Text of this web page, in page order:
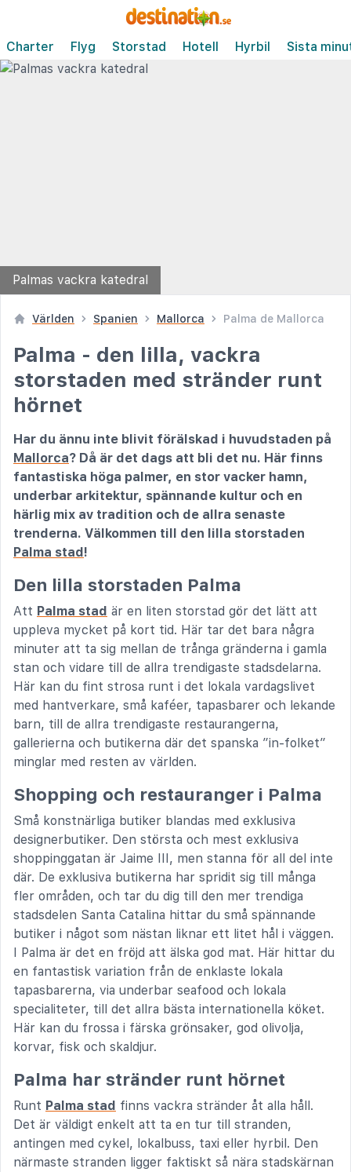
Charter Flyg Storstad Hotell Hyrbil Sista
Palmas vackra katedral
Världen Spanien Mallorca Palma de Mallorca
Palma - den lilla, vackra
storstaden med stränder runt
hörnet
Har du ännu inte blivit förälskad i huvudstaden på
Mallorca? Då är det dags att bli det nu. Här finns
fantastiska höga palmer, en stor vacker hamn,
underbar arkitektur, spännande kultur och en
härlig mix av tradition och de allra senaste
trenderna. Välkommen till den lilla storstaden
Palma stad!
Den lilla storstaden Palma
Att Palma stad är en liten storstad gör det lätt att
uppleva mycket på kort tid. Här tar det bara några
minuter att ta sig mellan de trånga gränderna i gamla
stan och vidare till de allra trendigaste stadsdelarna.
Här kan du fint strosa runt i det lokala vardagslivet
med hantverkare, små kaféer, tapasbarer och lekande
barn, till de allra trendigaste restaurangerna,
gallerierna och butikerna där det spanska ”in-folket”
minglar med resten av världen.
Shopping och restauranger i Palma
Små konstnärliga butiker blandas med exklusiva
designerbutiker. Den största och mest exklusiva
shoppinggatan är Jaime III, men stanna för all del inte
där. De exklusiva butikerna har spridit sig till många
fler områden, och tar du dig till den mer trendiga
stadsdelen Santa Catalina hittar du små spännande
butiker i något som nästan liknar ett litet hål i väggen.
I Palma är det en fröjd att älska god mat. Här hittar du
en fantastisk variation från de enklaste lokala
tapasbarerna, via underbar seafood och lokala
specialiteter, till det allra bästa internationella köket.
Här kan du frossa i färska grönsaker, god olivolja,
korvar, fisk och skaldjur.
Palma har stränder runt hörnet
Runt Palma stad finns vackra stränder åt alla håll.
Det är väldigt enkelt att ta en tur till stranden,
antingen med cykel, lokalbuss, taxi eller hyrbil. Den
närmaste stranden ligger faktiskt så nära stadskärnan